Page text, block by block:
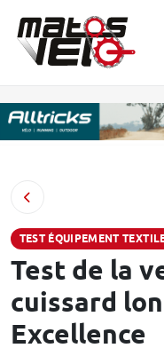
TEST ÉQUIPEMENT
Test de la
cuissard
Excellence